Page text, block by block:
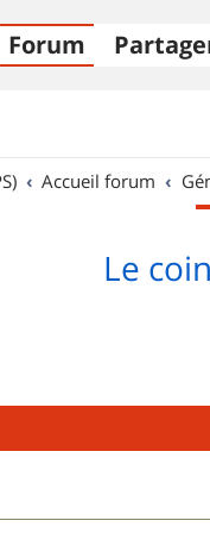
Forum
Accueil forum
Le